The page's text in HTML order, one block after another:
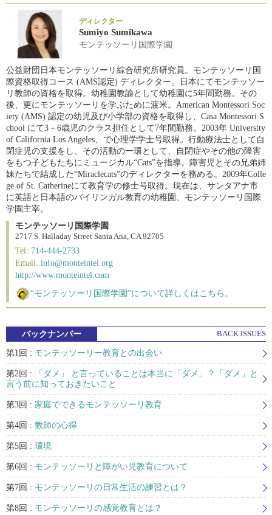
ディレクター
Sumiyo Sumikawa
モンテッソーリ国際学園
公益財団日本モンテッソーリ綜合研究所研究員。モンテッソーリ国
際資格取得コース (AMS認定) ディレクター。日本にてモンテッソー
リ教師の資格を取得。幼稚園教諭として幼稚園に5年間勤務。その
後、更にモンテッソーリを学ぶために渡米。American Montessori Soc
iety (AMS) 認定の幼児及び小学部の資格を取得し、Casa Montessori S
chool にて3－6歳児のクラス担任として7年間勤務。2003年 University
of California Los Angeles、で心理学学士号取得。行動療法士として自
閉症児の支援をし、その活動の一環として、自閉症やその他の障害
をもつ子どもたちにミュージカル“Cats”を指導。障害児とその兄弟姉
妹たちで結成した“Miraclecats”のディレクターを務める。2009年Colle
ge of St. Catherineにて教育学の修士号取得。現在は、サンタアナ市
に英語と日本語のバイリンガル教育の幼稚園、モンテッソーリ国際
学園主宰。
モンテッソーリ国際学園
2717 S. Halladay Street Santa Ana, CA 92705
Tel: 714-444-2733
Email: info@monteintel.org
http://www.monteintel.com
“モンテッソーリ国際学園”について詳しくはこちら。
バックナンバー BACK ISSUES
第1回 : モンテッソーリー教育との出会い
第2回 :
「ダメ」 と言っていることは本当に「ダメ」？「ダメ」と
言う前に知っておきたいこと
第3回 : 家庭でできるモンテッソーリ教育
第4回 : 教師の心得
第5回 : 環境
第6回 : モンテッソーリと障がい児教育について
第7回 : モンテッソーリの日常生活の練習とは？
第8回 : モンテッソーリの感覚教育とは？